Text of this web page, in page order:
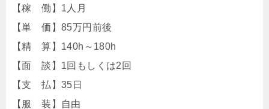
【稼 働】1人月
【単 価】85万円前後
【精 算】140h～180h
【面 談】1回もしくは2回
【支 払】35日
【服 装】自由